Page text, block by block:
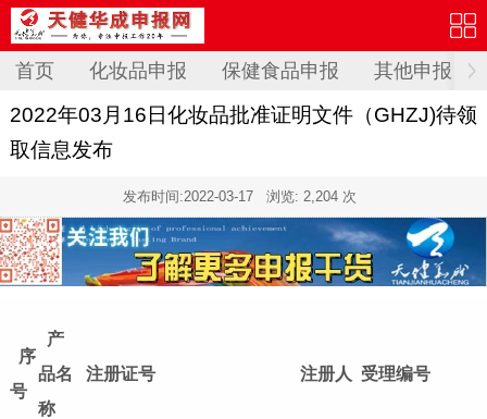
首页 化妆品申报 保健食品申报 其他申报
2022年03月16日化妆品批准证明文件（GHZJ)待领
取信息发布
发布时间:2022-03-17 浏览: 2,204 次
序
号
产
品名
称
注册证号 注册人 受理编号